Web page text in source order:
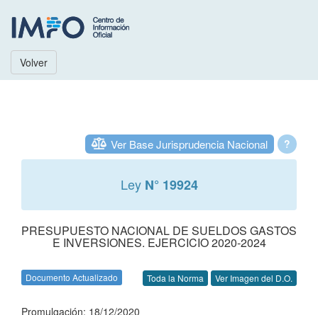
Volver
?
Ver Base Jurisprudencia Nacional
Ley N° 19924
PRESUPUESTO NACIONAL DE SUELDOS GASTOS
E INVERSIONES. EJERCICIO 2020-2024
Documento Actualizado Toda la Norma Ver Imagen del D.O.
Promulgación: 18/12/2020